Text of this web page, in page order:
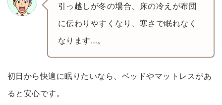
引っ越しが冬の場合、床の冷えが布団
に伝わりやすくなり、寒さで眠れなく
なります…。
初日から快適に眠りたいなら、ベッドやマットレスがあ
ると安心です。